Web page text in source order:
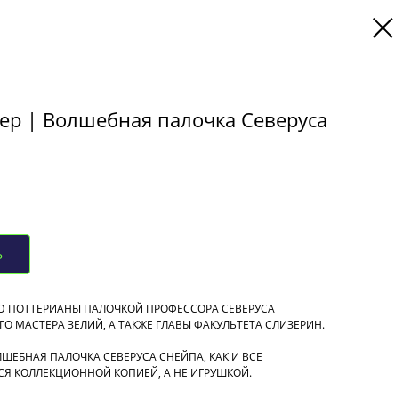
| Волшебная палочка Северуса
ПАЛОЧКОЙ ПРОФЕССОРА СЕВЕРУСА
МАСТЕРА ЗЕЛИЙ, А ТАКЖЕ ГЛАВЫ ФАКУЛЬТЕТА СЛИЗЕРИН.
ПАЛОЧКА СЕВЕРУСА СНЕЙПА, КАК И ВСЕ
КОЛЛЕКЦИОННОЙ КОПИЕЙ, А НЕ ИГРУШКОЙ.